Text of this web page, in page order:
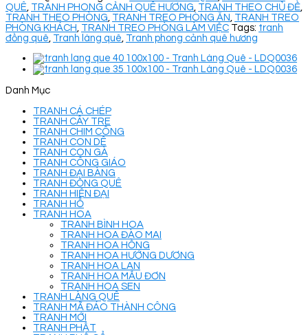
QUÊ TRANH PHONG CẢNH QUÊ HƯƠNG TRANH THEO CHỦ ĐỀ
TRANH THEO PHÒNG TRANH TREO PHÒNG ĂN TRANH TREO
PHÒNG KHÁCH TRANH TREO PHÒNG LÀM VIỆC Tags: tranh
đồng quê Tranh làng quê Tranh phong cảnh quê hương
Danh Mục
TRANH CÁ CHÉP
TRANH CÂY TRE
TRANH CHIM CÔNG
TRANH CON DÊ
TRANH CON GÀ
TRANH CÔNG GIÁO
TRANH ĐẠI BÀNG
TRANH ĐỒNG QUÊ
TRANH HIỆN ĐẠI
TRANH HỔ
TRANH HOA
TRANH BÌNH HOA
TRANH HOA ĐÀO MAI
TRANH HOA HỒNG
TRANH HOA HƯỚNG DƯƠNG
TRANH HOA LAN
TRANH HOA MẪU ĐƠN
TRANH HOA SEN
TRANH LÀNG QUÊ
TRANH MÃ ĐÁO THÀNH CÔNG
TRANH MỚI
TRANH PHẬT